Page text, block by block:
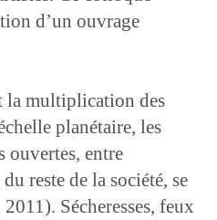
d’un ouvrage
la multiplication des
planétaire, les
ouvertes, entre
reste de la société, se
Sécheresses, feux